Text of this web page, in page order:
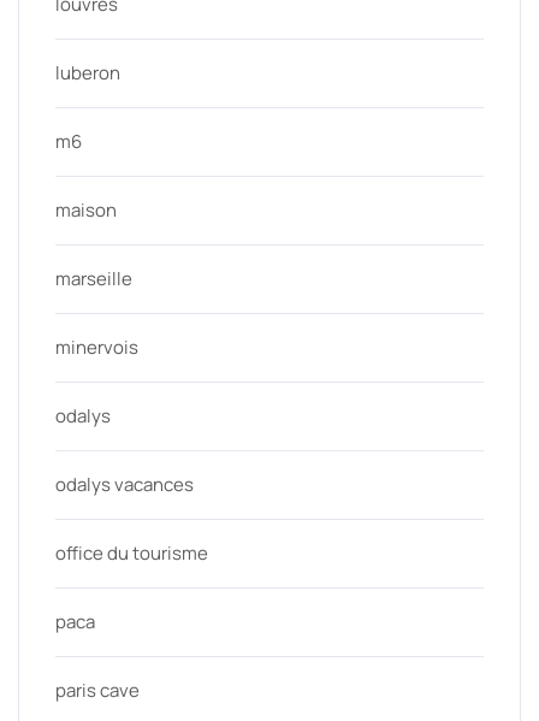
luberon
m6
maison
marseille
minervois
odalys
odalys vacances
office du tourisme
paca
paris cave